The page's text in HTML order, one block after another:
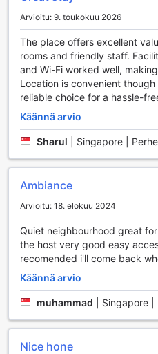
Arvioitu: 9. toukokuu 2026
The place offers excellent
rooms and friendly staff.
and Wi-Fi worked well,
Location is convenient
reliable choice for a hassle-
Käännä arvio
Sharul Singapore |
Ambiance
Arvioitu: 18. elokuu 2024
Quiet neighbourhood great
the host very good easy
recomended i'll come back
Käännä arvio
muhammad Singapore |
Nice hone